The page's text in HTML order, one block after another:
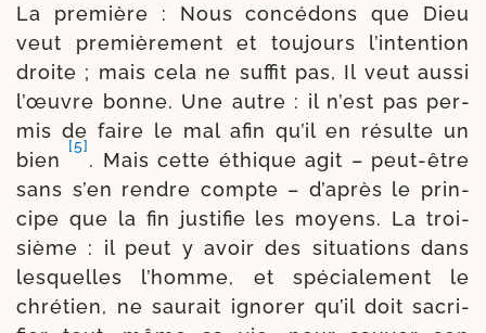
La pre­mière : Nous concé­dons que Dieu
veut pre­miè­re­ment et tou­jours l’in­ten­tion
droite ; mais cela ne suf­fit pas, Il veut aus­si
l’œuvre bonne. Une autre : il n’est pas per­
mis de faire le mal afin qu’il en résulte un
bien
[5]
. Mais cette éthique agit – peut-​être
sans s’en rendre compte – d’a­près le prin­
cipe que la fin jus­ti­fie les moyens. La troi­
sième : il peut y avoir des situa­tions dans
les­quelles l’homme, et spécia­lement le
chré­tien, ne sau­rait igno­rer qu’il doit sacri­